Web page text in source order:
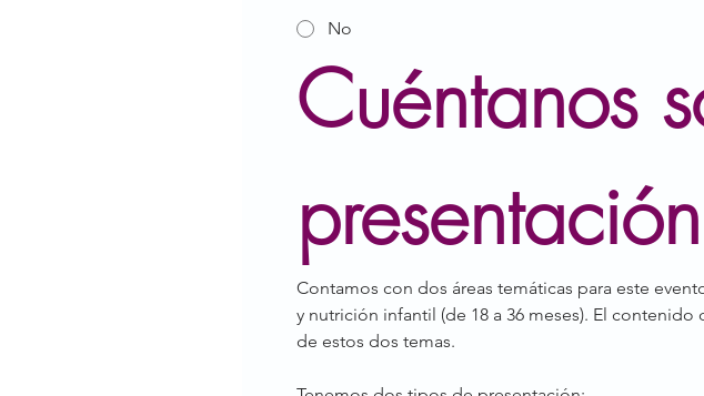
No
Cuéntanos
Contamos con dos áreas temáticas para este
y nutrición infantil (de 18 a 36 meses). El
de estos dos temas.